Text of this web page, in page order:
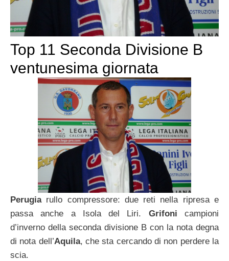
Top 11 Seconda Divisione B
ventunesima giornata
Perugiarullo compressore: due reti nella ripresa e
passa anche a Isola del Liri. Grifoni campioni
d’inverno della seconda divisione B con la nota degna
di nota dell’Aquila, che sta cercando di non perdere la
scia.